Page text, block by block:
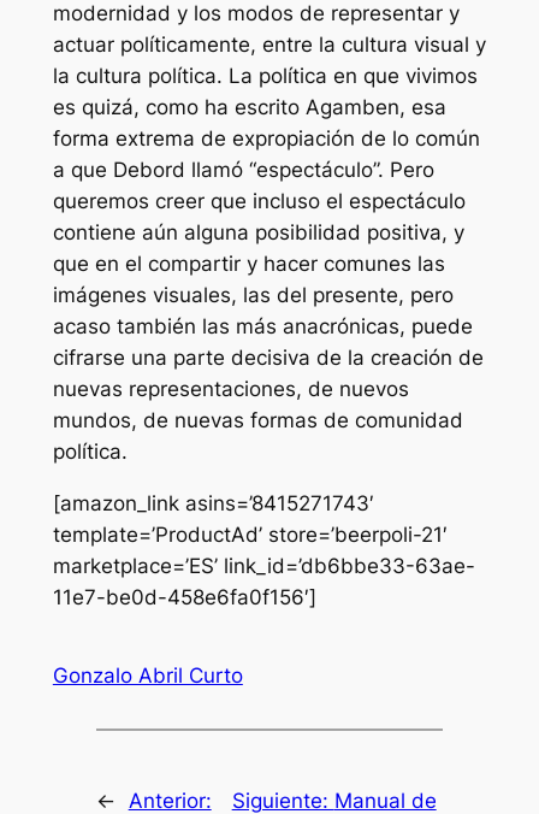
modernidad y los modos de representar y
actuar políticamente, entre la cultura visual y
la cultura política. La política en que vivimos
es quizá, como ha escrito Agamben, esa
forma extrema de expropiación de lo común
a que Debord llamó “espectáculo”. Pero
queremos creer que incluso el espectáculo
contiene aún alguna posibilidad positiva, y
que en el compartir y hacer comunes las
imágenes visuales, las del presente, pero
acaso también las más anacrónicas, puede
cifrarse una parte decisiva de la creación de
nuevas representaciones, de nuevos
mundos, de nuevas formas de comunidad
política.
[amazon_link asins=’8415271743′
template=’ProductAd’ store=’beerpoli-21′
marketplace=’ES’ link_id=’db6bbe33-63ae-
11e7-be0d-458e6fa0f156′]
Gonzalo Abril Curto
← Anterior:
Siguiente: Manual de